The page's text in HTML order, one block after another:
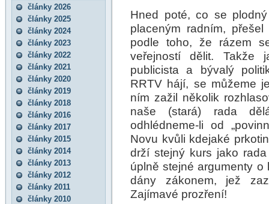
články 2026
články 2025
články 2024
články 2023
články 2022
články 2021
články 2020
články 2019
články 2018
články 2016
články 2017
články 2015
články 2014
články 2013
články 2012
články 2011
články 2010
Hned poté, co se
placeným radním,
podle toho, že rázem
veřejností dělit. Takže
publicista a bývalý
RRTV hájí, se můžeme
ním zažil několik
naše (stará) rada
odhlédneme-li od
Novu kvůli kdejaké
drží stejný kurs jako
úplně stejné argumenty
dány zákonem, jež
Zajímavé prozření!